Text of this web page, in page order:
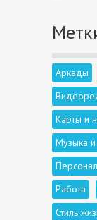
Аркады
Карты и
Музыка
Работа
Стиль